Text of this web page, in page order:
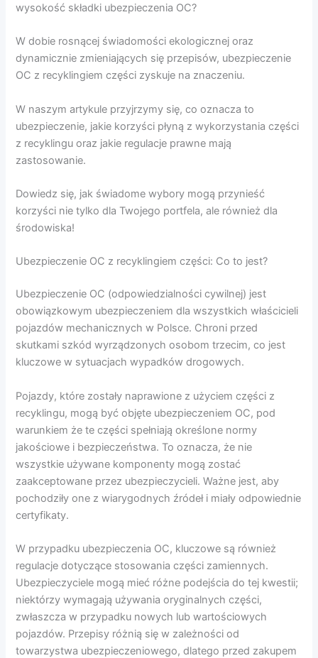
wysokość składki ubezpieczenia OC?
W dobie rosnącej świadomości ekologicznej oraz
dynamicznie zmieniających się przepisów, ubezpieczenie
OC z recyklingiem części zyskuje na znaczeniu.
W naszym artykule przyjrzymy się, co oznacza to
ubezpieczenie, jakie korzyści płyną z wykorzystania części
z recyklingu oraz jakie regulacje prawne mają
zastosowanie.
Dowiedz się, jak świadome wybory mogą przynieść
korzyści nie tylko dla Twojego portfela, ale również dla
środowiska!
Ubezpieczenie OC z recyklingiem części: Co to jest?
Ubezpieczenie OC (odpowiedzialności cywilnej) jest
obowiązkowym ubezpieczeniem dla wszystkich właścicieli
pojazdów mechanicznych w Polsce. Chroni przed
skutkami szkód wyrządzonych osobom trzecim, co jest
kluczowe w sytuacjach wypadków drogowych.
Pojazdy, które zostały naprawione z użyciem części z
recyklingu, mogą być objęte ubezpieczeniem OC, pod
warunkiem że te części spełniają określone normy
jakościowe i bezpieczeństwa. To oznacza, że nie
wszystkie używane komponenty mogą zostać
zaakceptowane przez ubezpieczycieli. Ważne jest, aby
pochodziły one z wiarygodnych źródeł i miały odpowiednie
certyfikaty.
W przypadku ubezpieczenia OC, kluczowe są również
regulacje dotyczące stosowania części zamiennych.
Ubezpieczyciele mogą mieć różne podejścia do tej kwestii;
niektórzy wymagają używania oryginalnych części,
zwłaszcza w przypadku nowych lub wartościowych
pojazdów. Przepisy różnią się w zależności od
towarzystwa ubezpieczeniowego, dlatego przed zakupem